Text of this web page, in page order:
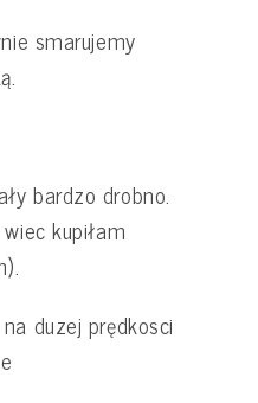
smarujemy
bardzo drobno.
kupiłam
duzej prędkosci